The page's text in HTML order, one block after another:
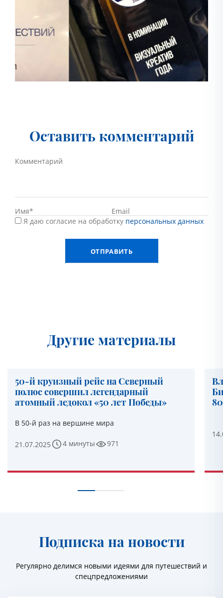
Оставить комментарий
Я даю согласие на обработку персональных данных
Другие материалы
50-й круизный рейс на Северный
полюс совершил легендарный
атомный ледокол «50 лет Победы»
В 50-й раз на вершине мира
21.07.2025 4 минуты 971
Подписка на новости
Регулярно делимся новыми идеями для путешествий и
спецпредложениями